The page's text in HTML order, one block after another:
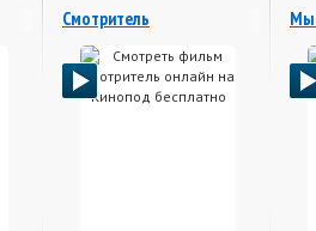
Смотритель Мы